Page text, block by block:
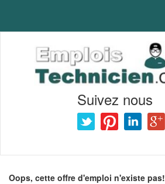
Suivez nous
Oops, cette offre d'emploi n'existe pas!